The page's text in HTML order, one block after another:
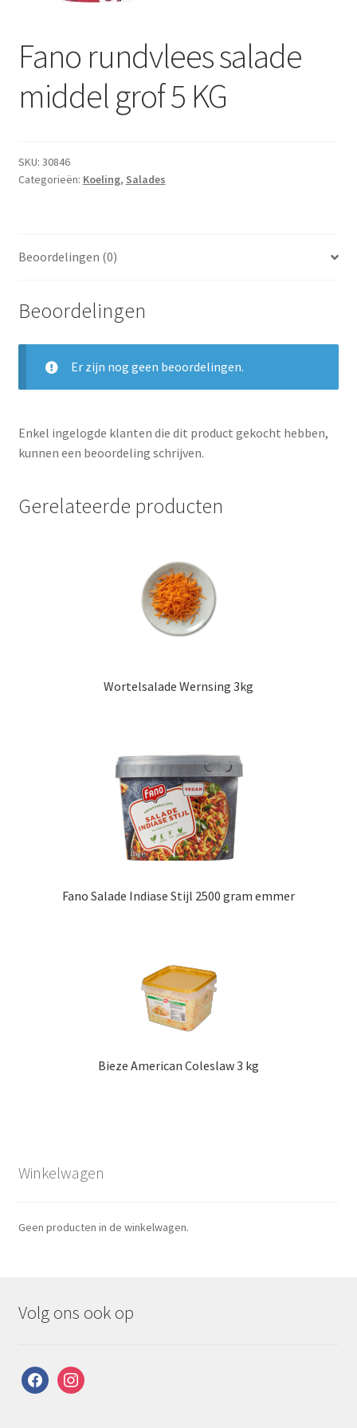
Droge Kruidenierswaren
Frites
Non-food
Stoverijen
Maaltijden Diepvries
Fano rundvlees salade
middel grof 5 KG
SKU: 30846
Categorieën: Koeling, Salades
Beoordelingen (0)
Beoordelingen
Er zijn nog geen beoordelingen.
Enkel ingelogde klanten die dit product gekocht hebben,
kunnen een beoordeling schrijven.
Gerelateerde producten
Wortelsalade Wernsing 3kg
Fano Salade Indiase Stijl 2500 gram emmer
Bieze American Coleslaw 3 kg
Winkelwagen
Geen producten in de winkelwagen.
Volg ons ook op
facebookinstagram